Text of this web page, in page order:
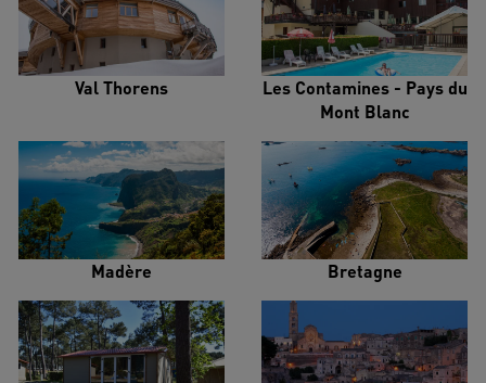
Val Thorens
Les Contamines - Pays du
Mont Blanc
Madère Bretagne